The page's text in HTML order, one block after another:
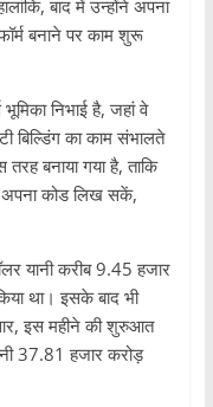
बाद में उन्होंने अपना
बनाने पर काम शुरू
निभाई है, जहां वे
बिल्डिंग का काम संभालते
बनाया गया है, ताकि
कोड लिख सकें,
यानी करीब 9.45 हजार
था। इसके बाद भी
इस महीने की शुरुआत
37.81 हजार करोड़